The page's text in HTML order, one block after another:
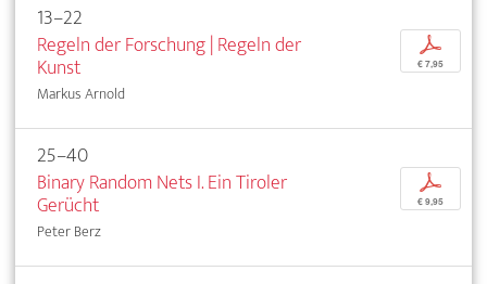
13–22
Regeln der Forschung | Regeln der
Kunst
Markus Arnold
p
€ 7,95
25–40
Binary Random Nets I. Ein Tiroler
Gerücht
Peter Berz
p
€ 9,95